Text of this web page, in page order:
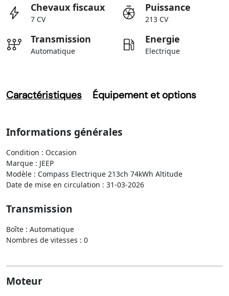
Chevaux fiscaux
7 CV
Puissance
213 CV
Transmission
Automatique
Energie
Electrique
Caractéristiques Équipement et options
Informations générales
Condition : Occasion
Marque : JEEP
Modèle : Compass Electrique 213ch 74kWh Altitude
Date de mise en circulation : 31-03-2026
Transmission
Boîte : Automatique
Nombres de vitesses : 0
Moteur